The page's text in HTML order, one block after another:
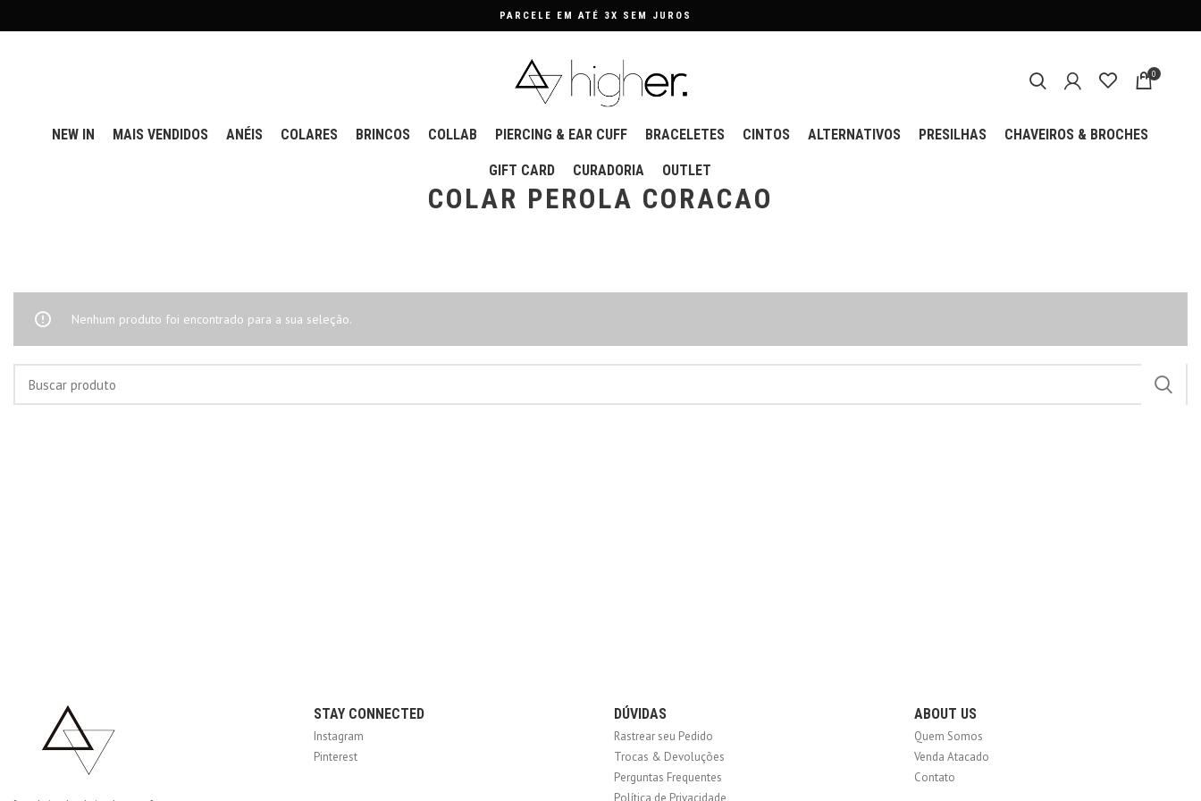
PARCELE EM ATÉ 3X SEM JUROS
0
NEW IN MAIS VENDIDOS ANÉIS COLARES BRINCOS COLLAB PIERCING & EAR CUFF BRACELETES CINTOS ALTERNATIVOS PRESILHAS CHAVEIROS & BROCHES
GIFT CARD CURADORIA OUTLET
COLAR PEROLA CORACAO
Nenhum produto foi encontrado para a sua seleção.
STAY CONNECTED
Instagram
Pinterest
DÚVIDAS
Rastrear seu Pedido
Trocas & Devoluções
Perguntas Frequentes
Política de Privacidade
ABOUT US
Quem Somos
Venda Atacado
Contato